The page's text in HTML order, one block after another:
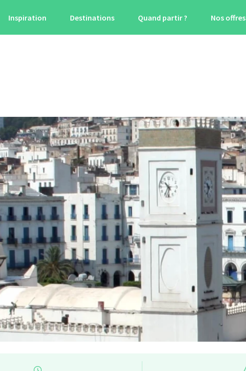
Inspiration Destinations Quand partir ? Nos offres